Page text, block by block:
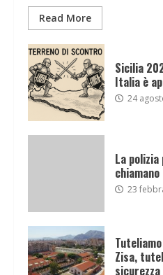
Read More
Sicilia
Italia è
24
La
23
Zisa,
sicurezza